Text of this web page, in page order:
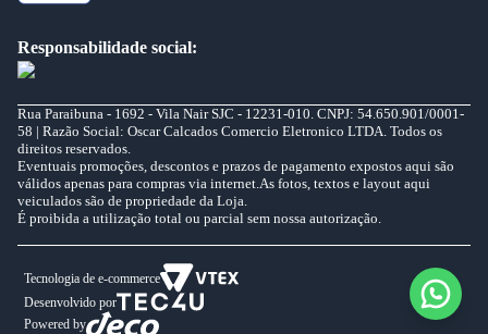
Responsabilidade social:
Rua Paraibuna - 1692 - Vila Nair SJC - 12231-010. CNPJ: 54.650.901/0001-
58 | Razão Social: Oscar Calcados Comercio Eletronico LTDA. Todos os
direitos reservados.
Eventuais promoções, descontos e prazos de pagamento expostos aqui são
válidos apenas para compras via internet.As fotos, textos e layout aqui
veiculados são de propriedade da Loja.
É proibida a utilização total ou parcial sem nossa autorização.
Tecnologia de e-commerce
Desenvolvido por
Powered by